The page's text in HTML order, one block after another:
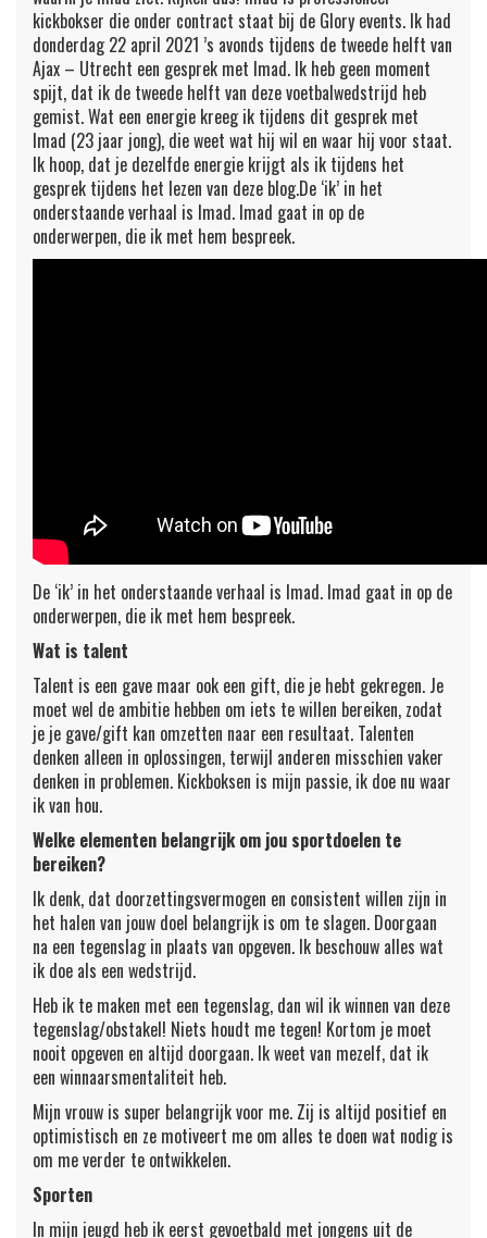
kickbokser die onder contract staat bij de Glory events. Ik had
donderdag 22 april 2021 ’s avonds tijdens de tweede helft van
Ajax – Utrecht een gesprek met Imad. Ik heb geen moment
spijt, dat ik de tweede helft van deze voetbalwedstrijd heb
gemist. Wat een energie kreeg ik tijdens dit gesprek met
Imad (23 jaar jong), die weet wat hij wil en waar hij voor staat.
Ik hoop, dat je dezelfde energie krijgt als ik tijdens het
gesprek tijdens het lezen van deze blog.De ‘ik’ in het
onderstaande verhaal is Imad. Imad gaat in op de
onderwerpen, die ik met hem bespreek.
De ‘ik’ in het onderstaande verhaal is Imad. Imad gaat in op de
onderwerpen, die ik met hem bespreek.
Wat is talent
Talent is een gave maar ook een gift, die je hebt gekregen. Je
moet wel de ambitie hebben om iets te willen bereiken, zodat
je je gave/gift kan omzetten naar een resultaat. Talenten
denken alleen in oplossingen, terwijl anderen misschien vaker
denken in problemen. Kickboksen is mijn passie, ik doe nu waar
ik van hou.
Welke elementen belangrijk om jou sportdoelen te
bereiken?
Ik denk, dat doorzettingsvermogen en consistent willen zijn in
het halen van jouw doel belangrijk is om te slagen. Doorgaan
na een tegenslag in plaats van opgeven. Ik beschouw alles wat
ik doe als een wedstrijd.
Heb ik te maken met een tegenslag, dan wil ik winnen van deze
tegenslag/obstakel! Niets houdt me tegen! Kortom je moet
nooit opgeven en altijd doorgaan. Ik weet van mezelf, dat ik
een winnaarsmentaliteit heb.
Mijn vrouw is super belangrijk voor me. Zij is altijd positief en
optimistisch en ze motiveert me om alles te doen wat nodig is
om me verder te ontwikkelen.
Sporten
In mijn jeugd heb ik eerst gevoetbald met jongens uit de